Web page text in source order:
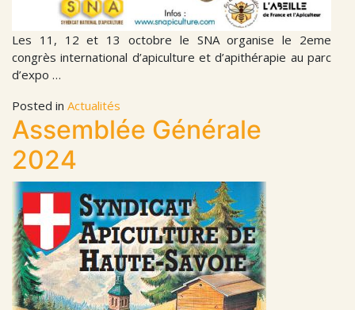
Les 11, 12 et 13 octobre le SNA organise le 2eme
congrès international d’apiculture et d’apithérapie au parc
d’expo …
Posted in Actualités
Assemblée Générale
2024